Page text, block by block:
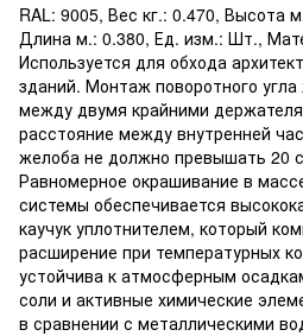
RAL: 9005, Вес кг.: 0.470, Высота
Длина м.: 0.380, Ед. изм.: Шт.,
Используется для обхода
зданий. Монтаж поворотного
между двумя крайними
расстояние между внутренней
желоба не должно превышать 20
Равномерное окрашивание в
системы обеспечивается
каучук уплотнителем, который
расширение при температурных
устойчива к атмосферным
соли и активные химические
в сравнении с металлическими